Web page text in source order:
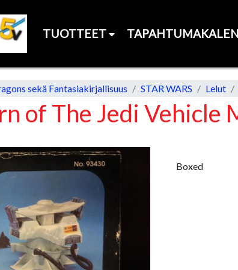
TUOTTEET
sekä Fantasiakirjallisuus STAR WARS Lelut
of The Jedi Vehicle
Boxed